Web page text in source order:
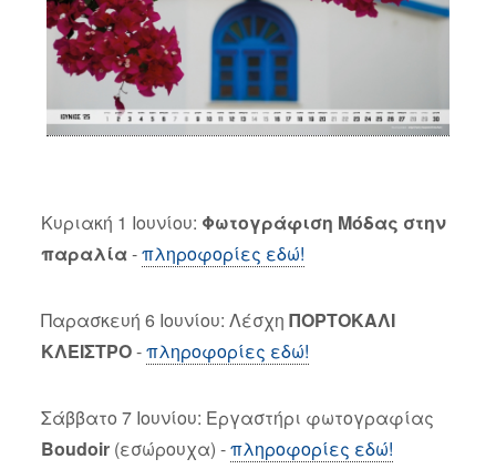
Κυριακή 1 Ιουνίου: Φωτογράφιση Μόδας στην
παραλία-πληροφορίες εδώ!
Παρασκευή 6 Ιουνίου: Λέσχη ΠΟΡΤΟΚΑΛΙ
ΚΛΕΙΣΤΡΟ-πληροφορίες εδώ!
Σάββατο 7 Ιουνίου: Εργαστήρι φωτογραφίας
Boudoir(εσώρουχα) -πληροφορίες εδώ!